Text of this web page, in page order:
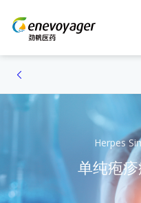
Herpes
单纯疱疹